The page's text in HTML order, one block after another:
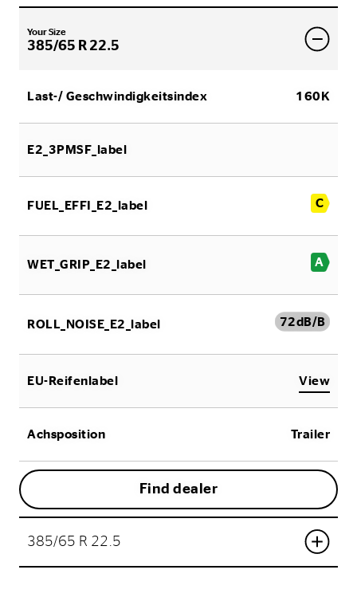
Your Size
385/65 R 22.5
Last-/ Geschwindigkeitsindex 160K
E2_3PMSF_label
FUEL_EFFI_E2_label C
WET_GRIP_E2_label A
ROLL_NOISE_E2_label 72dB/B
EU-Reifenlabel View
Achsposition Trailer
Find dealer
385/65 R 22.5